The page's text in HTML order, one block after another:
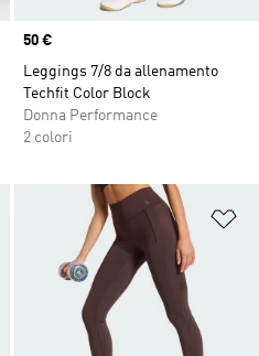
Price
50 €
Leggings 7/8 da allenamento
Techfit Color Block
Donna Performance
2 colori
Aggiungi alla lista dei desideri